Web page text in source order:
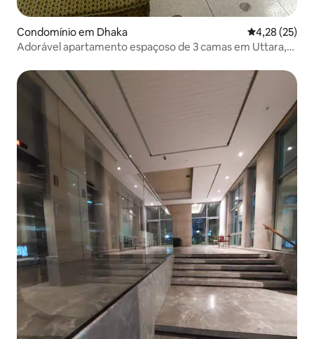
Condomínio em Dhaka Classificação
4,28 (25)
Adorável apartamento espaçoso de 3 camas em Uttara,